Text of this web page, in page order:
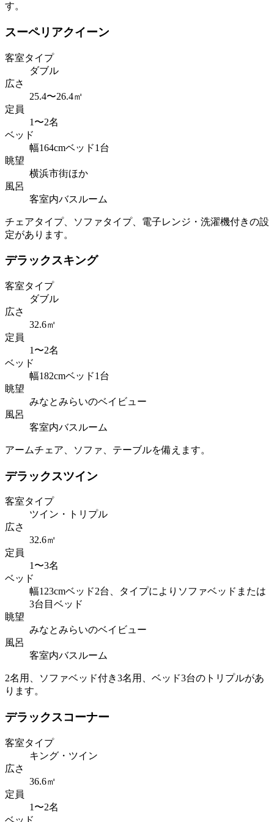
す。
スーペリアクイーン
客室タイプ
ダブル
広さ
25.4〜26.4㎡
定員
1〜2名
ベッド
幅164cmベッド1台
眺望
横浜市街ほか
風呂
客室内バスルーム
チェアタイプ、ソファタイプ、電子レンジ・洗濯機付きの設
定があります。
デラックスキング
客室タイプ
ダブル
広さ
32.6㎡
定員
1〜2名
ベッド
幅182cmベッド1台
眺望
みなとみらいのベイビュー
風呂
客室内バスルーム
アームチェア、ソファ、テーブルを備えます。
デラックスツイン
客室タイプ
ツイン・トリプル
広さ
32.6㎡
定員
1〜3名
ベッド
幅123cmベッド2台、タイプによりソファベッドまたは
3台目ベッド
眺望
みなとみらいのベイビュー
風呂
客室内バスルーム
2名用、ソファベッド付き3名用、ベッド3台のトリプルがあ
ります。
デラックスコーナー
客室タイプ
キング・ツイン
広さ
36.6㎡
定員
1〜2名
ベッド